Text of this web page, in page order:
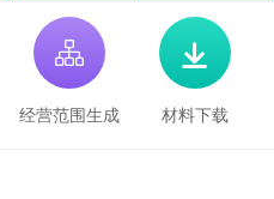

经营范围生成

材料下载